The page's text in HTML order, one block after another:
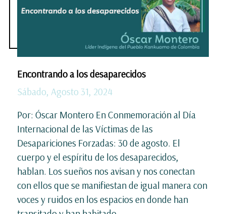
Encontrando a los desaparecidos
Sábado, Agosto 31, 2024
Por: Óscar Montero En Conmemoración al Día
Internacional de las Víctimas de las
Desapariciones Forzadas: 30 de agosto. El
cuerpo y el espíritu de los desaparecidos,
hablan. Los sueños nos avisan y nos conectan
con ellos que se manifiestan de igual manera con
voces y ruidos en los espacios en donde han